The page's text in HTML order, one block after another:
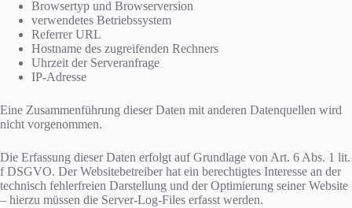
Browsertyp und Browserversion
verwendetes Betriebssystem
Referrer URL
Hostname des zugreifenden Rechners
Uhrzeit der Serveranfrage
IP-Adresse
Eine Zusammenführung dieser Daten mit anderen Datenquellen wird
nicht vorgenommen.
Die Erfassung dieser Daten erfolgt auf Grundlage von Art. 6 Abs. 1 lit.
f DSGVO. Der Websitebetreiber hat ein berechtigtes Interesse an der
technisch fehlerfreien Darstellung und der Optimierung seiner Website
– hierzu müssen die Server-Log-Files erfasst werden.